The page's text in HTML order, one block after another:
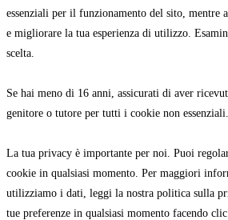
essenziali per il funzionamento del sito, mentre
e migliorare la tua esperienza di utilizzo.
scelta.
Se hai meno di 16 anni, assicurati di aver
genitore o tutore per tutti i cookie non essenziali.
La tua privacy è importante per noi. Puoi
cookie in qualsiasi momento. Per maggiori
utilizziamo i dati, leggi la nostra politica sulla
tue preferenze in qualsiasi momento facendo